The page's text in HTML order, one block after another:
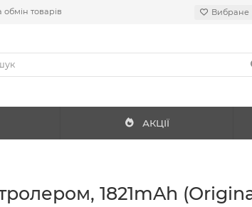
товарів Вибране
АКЦІЇ
1821mAh